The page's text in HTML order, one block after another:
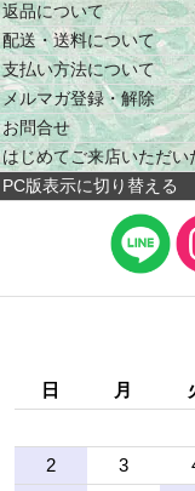
返品について
配送・送料について
支払い方法について
メルマガ登録・解除
お問合せ
はじめてご来店いただい
PC版表示に切り替える
日 月
2
3